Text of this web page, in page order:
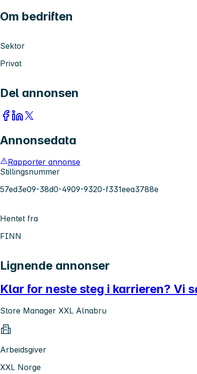
Om bedriften
Sektor
Privat
Del annonsen
Annonsedata
Rapporter annonse
Stillingsnummer
57ed3e09-38d0-4909-9320-f331eea3788e
Hentet fra
FINN
Lignende annonser
Klar for neste steg i karrieren? Vi
Store Manager XXL Alnabru
Arbeidsgiver
XXL Norge